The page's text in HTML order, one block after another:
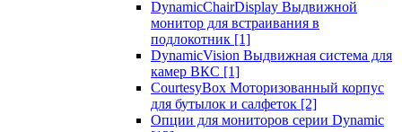
DynamicChairDisplay Выдвижной
монитор для встраивания в
подлокотник [1]
DynamicVision Выдвижная система для
камер ВКС [1]
CourtesyBox Моторизованный корпус
для бутылок и салфеток [2]
Опции для мониторов серии Dynamic